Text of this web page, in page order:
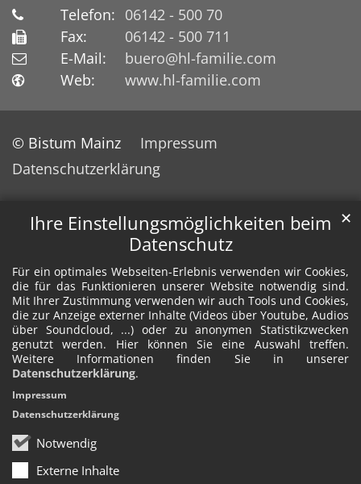
Ihre Einstellungsmöglichkeiten beim
Datenschutz
Für ein optimales Webseiten-Erlebnis verwenden wir Cookies,
die für das Funktionieren unserer Website notwendig sind.
Mit Ihrer Zustimmung verwenden wir auch Tools und Cookies,
die zur Anzeige externer Inhalte (Videos über Youtube, Audios
über Soundcloud, ...) oder zu anonymen Statistikzwecken
genutzt werden. Hier können Sie eine Auswahl treffen.
Weitere Informationen finden Sie in unserer
Datenschutzerklärung.
Notwendig
Externe Inhalte
✕
Impressum
Datenschutzerklärung
Telefon: 06142 - 500 70
Fax:
06142 - 500 711
E-Mail:
buero@hl-familie.com
Web:
www.hl-familie.com
© Bistum Mainz
Impressum
Datenschutzerklärung